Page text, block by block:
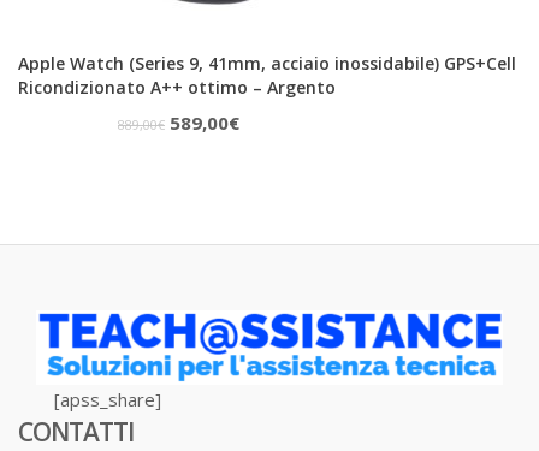
Apple Watch (Series 9, 41mm, acciaio inossidabile) GPS+Cell
Ricondizionato A++ ottimo – Argento
889,00€ Il
589,00€Il
[apss_share]
CONTATTI